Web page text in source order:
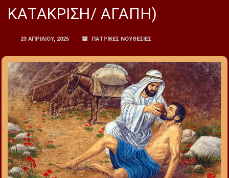
ΚΑΤΑΚΡΙΣΗ/ ΑΓΑΠΗ)
23 ΑΠΡΙΛΊΟΥ, 2025 ΠΑΤΡΙΚΕΣ ΝΟΥΘΕΣΙΕΣ